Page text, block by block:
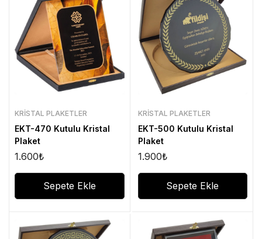
KRISTAL PLAKETLER
EKT-470 Kutulu Kristal
Plaket
1.600₺
Sepete Ekle
KRISTAL PLAKETLER
EKT-500 Kutulu Kristal
Plaket
1.900₺
Sepete Ekle